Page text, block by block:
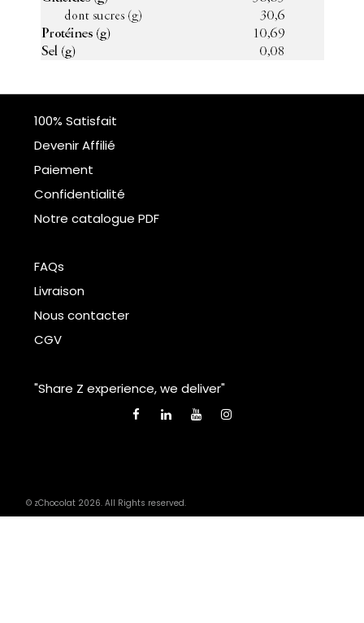
100% Satisfait
Devenir Affilié
Paiement
Confidentialité
Notre catalogue PDF
FAQs
Livraison
Nous contacter
CGV
"Share Z experience, we deliver"
© zChocolat 2026. All Rights reserved.